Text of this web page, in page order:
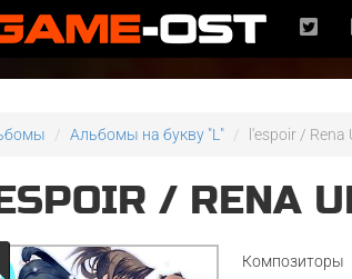
Альбомы на букву "L" l'espoir / Rena
/ RENA
Композиторы